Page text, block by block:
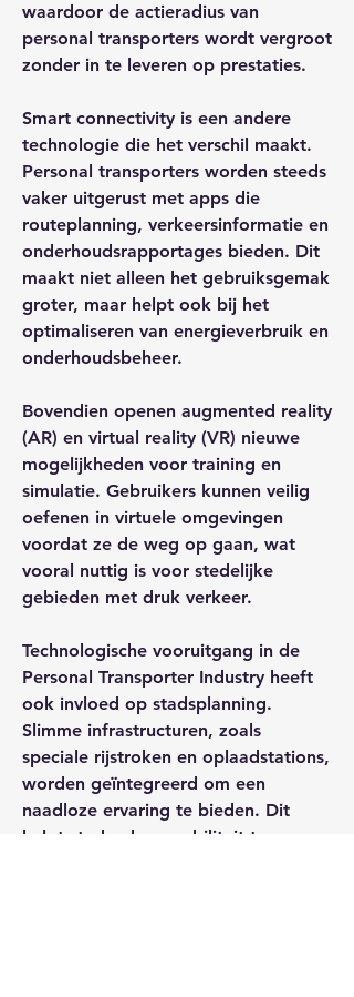
waardoor de actieradius van
personal transporters wordt vergroot
zonder in te leveren op prestaties.
Smart connectivity is een andere
technologie die het verschil maakt.
Personal transporters worden steeds
vaker uitgerust met apps die
routeplanning, verkeersinformatie en
onderhoudsrapportages bieden. Dit
maakt niet alleen het gebruiksgemak
groter, maar helpt ook bij het
optimaliseren van energieverbruik en
onderhoudsbeheer.
Bovendien openen augmented reality
(AR) en virtual reality (VR) nieuwe
mogelijkheden voor training en
simulatie. Gebruikers kunnen veilig
oefenen in virtuele omgevingen
voordat ze de weg op gaan, wat
vooral nuttig is voor stedelijke
gebieden met druk verkeer.
Technologische vooruitgang in de
Personal Transporter Industry heeft
ook invloed op stadsplanning.
Slimme infrastructuren, zoals
speciale rijstroken en oplaadstations,
worden geïntegreerd om een
naadloze ervaring te bieden. Dit
helpt steden hun mobiliteit te